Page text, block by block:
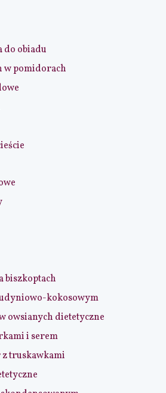
do obiadu
w pomidorach
biszkoptach
kokosowym
owsianych dietetyczne
i serem
truskawkami